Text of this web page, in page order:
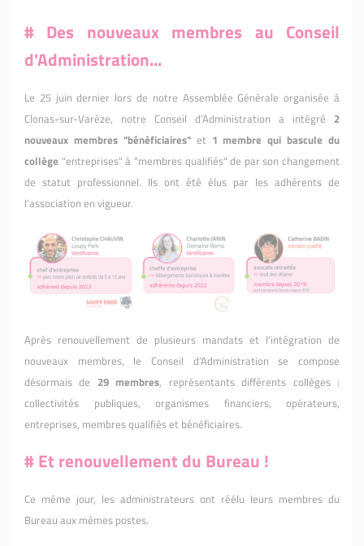
# Des nouveaux membres au Conseil
d'Administration...
Le 25 juin dernier lors de notre Assemblée Générale organisée à
Clonas-sur-Varèze, notre Conseil d’Administration a intégré 2
nouveaux membres "bénéficiaires"et 1 membre qui bascule du
collège "entreprises" à "membres qualifiés" de par son changement
de statut professionnel. Ils ont été élus par les adhérents de
l'association en vigueur.
Après renouvellement de plusieurs mandats et l'intégration de
nouveaux membres, le Conseil d’Administration se compose
désormais de 29 membres, représentants différents collèges :
collectivités publiques, organismes financiers, opérateurs,
entreprises, membres qualifiés et bénéficiaires.
# Et renouvellement du Bureau !
Ce même jour, les administrateurs ont réélu leurs membres du
Bureau aux mêmes postes.